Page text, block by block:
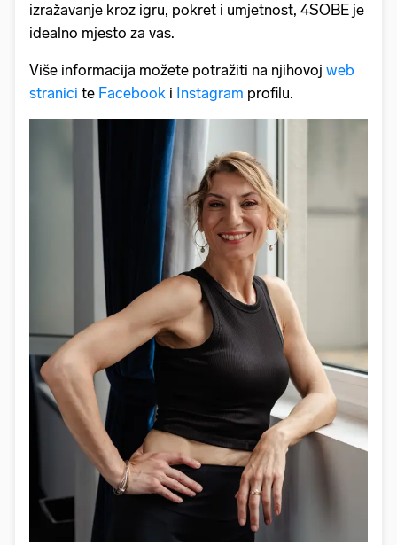
izražavanje kroz igru, pokret i umjetnost, 4SOBE je
idealno mjesto za vas.
Više informacija možete potražiti na njihovoj web
stranici te Facebook i Instagram profilu.